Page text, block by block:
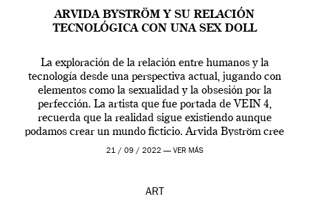
ARVIDA BYSTRÖM Y SU RELACIÓN
TECNOLÓGICA CON UNA SEX DOLL
La exploración de la relación entre humanos y la
tecnología desde una perspectiva actual, jugando con
elementos como la sexualidad y la obsesión por la
perfección. La artista que fue portada de VEIN 4,
recuerda que la realidad sigue existiendo aunque
podamos crear un mundo ficticio. Arvida Byström cree
que los humanos tienen un complejo […]
21 / 09 / 2022 — VER MÁS
ART